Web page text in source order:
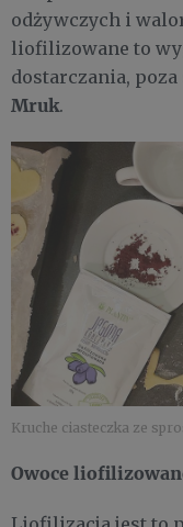
odżywczych i
liofilizowane to
dostarczania,
Mruk.
Kruche ciasteczka ze
Owoce